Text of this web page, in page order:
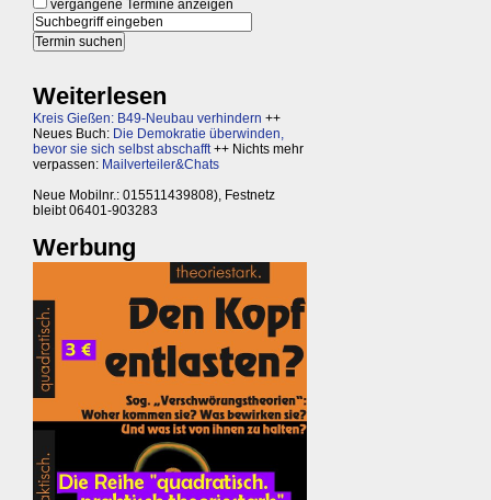
vergangene Termine anzeigen
Weiterlesen
Kreis Gießen: B49-Neubau verhindern ++
Neues Buch: Die Demokratie überwinden,
bevor sie sich selbst abschafft++ Nichts mehr
verpassen: Mailverteiler&Chats
Neue Mobilnr.: 015511439808), Festnetz
bleibt 06401-903283
Werbung